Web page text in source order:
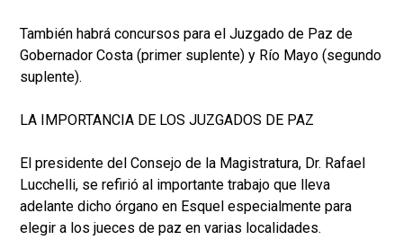
También habrá concursos para el Juzgado de Paz de
Gobernador Costa (primer suplente) y Río Mayo (segundo
suplente).
LA IMPORTANCIA DE LOS JUZGADOS DE PAZ
El presidente del Consejo de la Magistratura, Dr. Rafael
Lucchelli, se refirió al importante trabajo que lleva
adelante dicho órgano en Esquel especialmente para
elegir a los jueces de paz en varias localidades.